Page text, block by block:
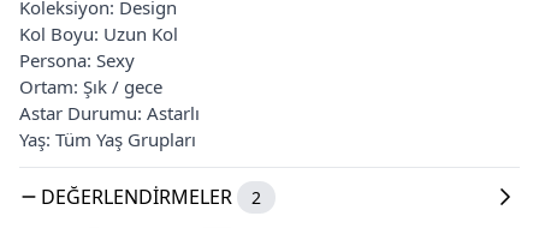
Koleksiyon: Design
Kol Boyu: Uzun Kol
Persona: Sexy
Ortam: Şık / gece
Astar Durumu: Astarlı
Yaş: Tüm Yaş Grupları
DEĞERLENDIRMELER 2